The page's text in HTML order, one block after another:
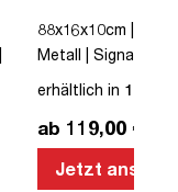
88x16x10cm |
Metall | Signalweiß
erhältlich in 12
ab 119,00 €
Jetzt